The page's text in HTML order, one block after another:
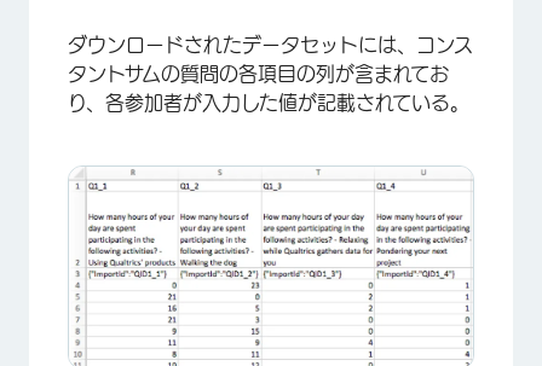
ダウンロードされたデータセットには、コンス
タントサムの質問の各項目の列が含まれてお
り、各参加者が入力した値が記載されている。